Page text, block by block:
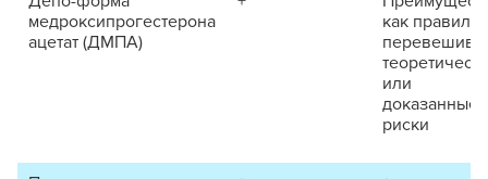
медроксипрогестерона
ацетат (ДМПА)
как правило,
или
доказанные
риски